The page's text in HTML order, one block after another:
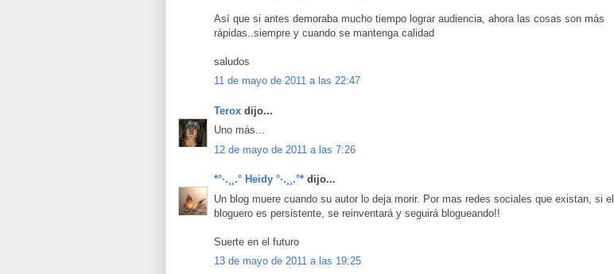
Así que si antes demoraba mucho tiempo lograr audiencia, ahora las cosas son más
rápidas..siempre y cuando se mantenga calidad
saludos
11 de mayo de 2011 a las 22:47
Terox dijo...
Uno más...
12 de mayo de 2011 a las 7:26
*°·.¸¸.° Heidy °·.¸¸.°* dijo...
Un blog muere cuando su autor lo deja morir. Por mas redes sociales que existan, si el
bloguero es persistente, se reinventará y seguirá blogueando!!
Suerte en el futuro
13 de mayo de 2011 a las 19:25